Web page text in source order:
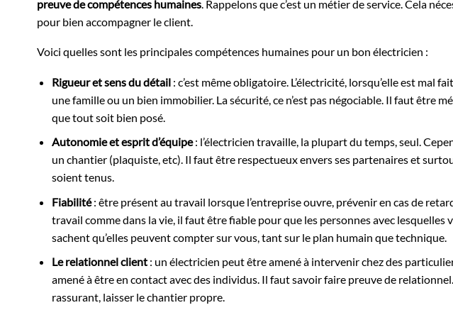
preuve de compétences humaines . Rappelons que c’est un métier de service. Cela
pour bien accompagner le client.
Voici quelles sont les principales compétences humaines pour un bon électricien :
Rigueur et sens du détail: c’est même obligatoire. L’électricité, lorsqu’elle est mal
une famille ou un bien immobilier. La sécurité, ce n’est pas négociable. Il faut être
que tout soit bien posé.
Autonomie et esprit d’équipe: l’électricien travaille, la plupart du temps, seul.
un chantier (plaquiste, etc). Il faut être respectueux envers ses partenaires et
soient tenus.
Fiabilité: être présent au travail lorsque l’entreprise ouvre, prévenir en cas de
travail comme dans la vie, il faut être fiable pour que les personnes avec
sachent qu’elles peuvent compter sur vous, tant sur le plan humain que technique.
Le relationnel client: un électricien peut être amené à intervenir chez des
amené à être en contact avec des individus. Il faut savoir faire preuve de
rassurant, laisser le chantier propre.